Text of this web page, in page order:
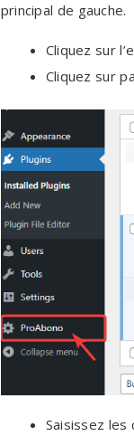
principal de gauche.
Cliquez sur
Cliquez sur
Saisissez les